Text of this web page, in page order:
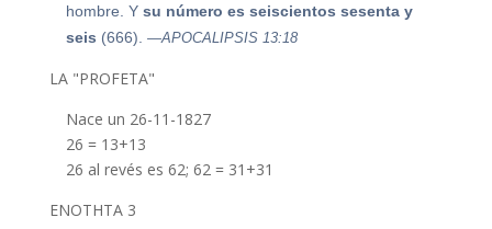
hombre. Y su número es seiscientos sesenta y
seis (666). —APOCALIPSIS 13:18
LA "PROFETA"
Nace un 26-11-1827
26 = 13+13
26 al revés es 62; 62 = 31+31
ΕΝΟΤΗΤΑ 3